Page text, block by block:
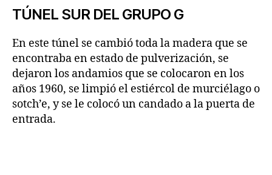
TÚNEL SUR DEL GRUPO G
En este túnel se cambió toda la madera que se
encontraba en estado de pulverización, se
dejaron los andamios que se colocaron en los
años 1960, se limpió el estiércol de murciélago o
sotch’e, y se le colocó un candado a la puerta de
entrada.